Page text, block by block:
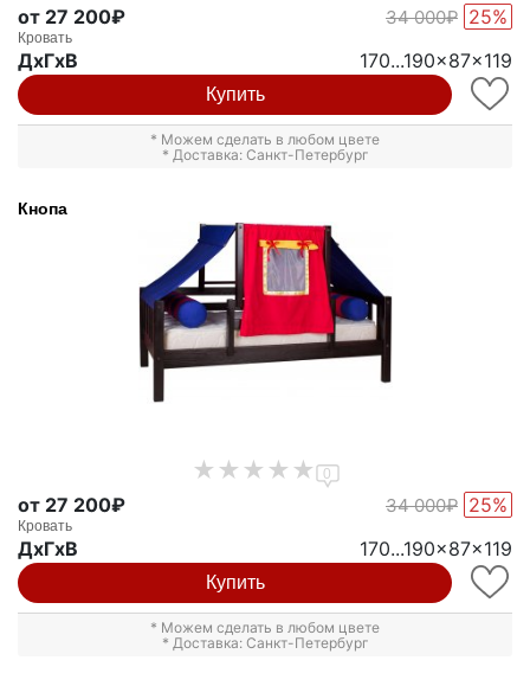
от 27 200₽ 34 000₽ 25%
Кровать
ДxГxВ 170...190x87x119
Купить
* Можем сделать в любом цвете
* Доставка: Санкт-Петербург
Кнопа
0
от 27 200₽ 34 000₽ 25%
Кровать
ДxГxВ 170...190x87x119
Купить
* Можем сделать в любом цвете
* Доставка: Санкт-Петербург